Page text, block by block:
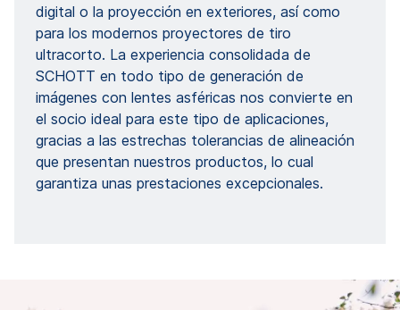
digital o la proyección en exteriores, así como
para los modernos proyectores de tiro
ultracorto. La experiencia consolidada de
SCHOTT en todo tipo de generación de
imágenes con lentes asféricas nos convierte en
el socio ideal para este tipo de aplicaciones,
gracias a las estrechas tolerancias de alineación
que presentan nuestros productos, lo cual
garantiza unas prestaciones excepcionales.